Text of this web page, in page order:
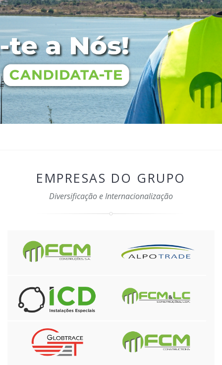
EMPRESAS DO GRUPO
Diversificação e Internacionalização